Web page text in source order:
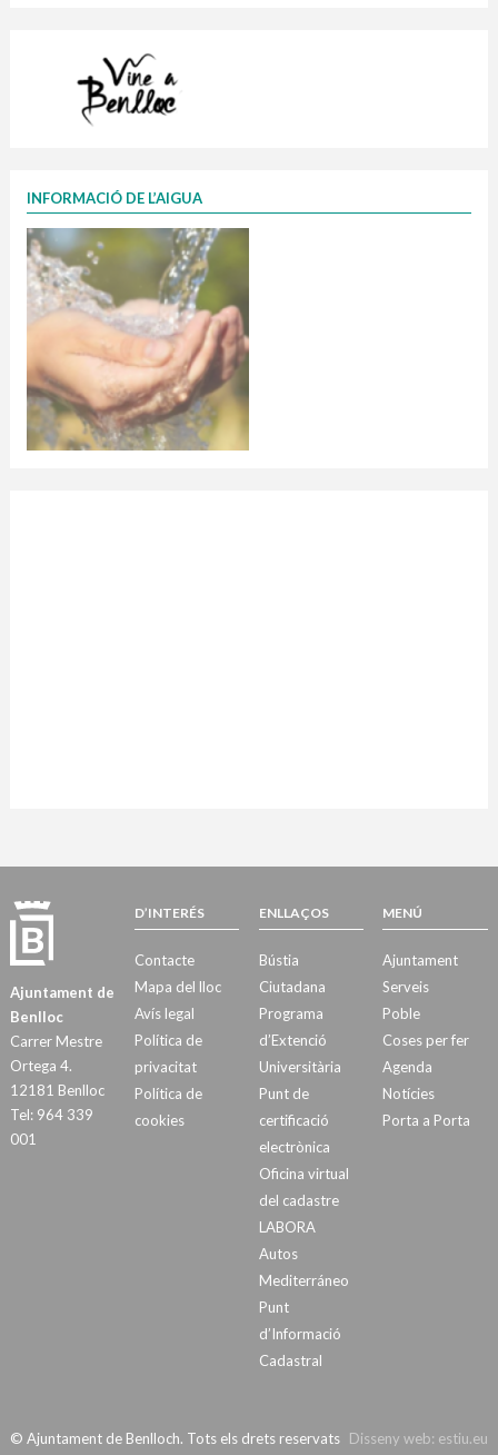
INFORMACIÓ DE L’AIGUA
Ajuntament de
Benlloc
Carrer Mestre
Ortega 4.
12181 Benlloc
Tel: 964 339
001
D’INTERÉS
Contacte
Mapa del lloc
Avís legal
Política de
privacitat
Política de
cookies
ENLLAÇOS
Bústia
Ciutadana
Programa
d’Extenció
Universitària
Punt de
certificació
electrònica
Oficina virtual
del cadastre
LABORA
Autos
Mediterráneo
Punt
d’Informació
Cadastral
MENÚ
Ajuntament
Serveis
Poble
Coses per fer
Agenda
Notícies
Porta a Porta
Disseny web: estiu.eu
© Ajuntament de Benlloch. Tots els drets reservats